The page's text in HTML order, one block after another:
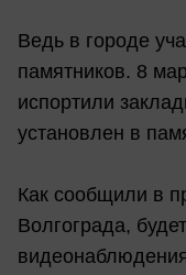
Ведь в городе
памятников. 8
испортили
установлен в
Как сообщили в
Волгограда,